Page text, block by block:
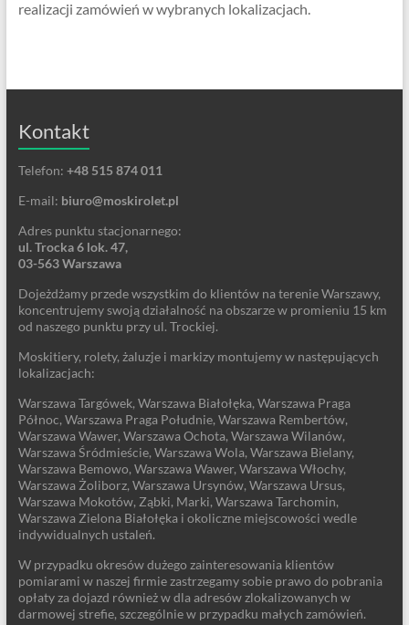
realizacji zamówień w wybranych lokalizacjach.
Kontakt
Telefon: +48 515 874 011
E-mail: biuro@moskirolet.pl
Adres punktu stacjonarnego:
ul. Trocka 6 lok. 47,
03-563 Warszawa
Dojeżdżamy przede wszystkim do klientów na terenie Warszawy,
koncentrujemy swoją działalność na obszarze w promieniu 15 km
od naszego punktu przy ul. Trockiej.
Moskitiery, rolety, żaluzje i markizy montujemy w następujących
lokalizacjach:
Warszawa Targówek, Warszawa Białołęka, Warszawa Praga
Północ, Warszawa Praga Południe, Warszawa Rembertów,
Warszawa Wawer, Warszawa Ochota, Warszawa Wilanów,
Warszawa Śródmieście, Warszawa Wola, Warszawa Bielany,
Warszawa Bemowo, Warszawa Wawer, Warszawa Włochy,
Warszawa Żoliborz, Warszawa Ursynów, Warszawa Ursus,
Warszawa Mokotów, Ząbki, Marki, Warszawa Tarchomin,
Warszawa Zielona Białołęka i okoliczne miejscowości wedle
indywidualnych ustaleń.
W przypadku okresów dużego zainteresowania klientów
pomiarami w naszej firmie zastrzegamy sobie prawo do pobrania
opłaty za dojazd również w dla adresów zlokalizowanych w
darmowej strefie, szczególnie w przypadku małych zamówień.